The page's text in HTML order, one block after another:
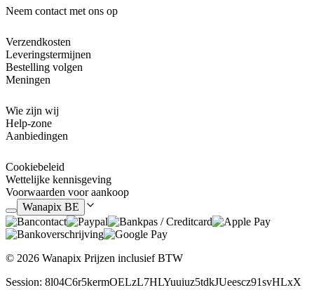
Neem contact met ons op
Verzendkosten
Leveringstermijnen
Bestelling volgen
Meningen
Wie zijn wij
Help-zone
Aanbiedingen
Cookiebeleid
Wettelijke kennisgeving
Voorwaarden voor aankoop
Wanapix BE
© 2026 Wanapix Prijzen inclusief BTW
Session: 8l04C6r5kermOELzL7HLYuuiuz5tdkJUeescz91svHLxX